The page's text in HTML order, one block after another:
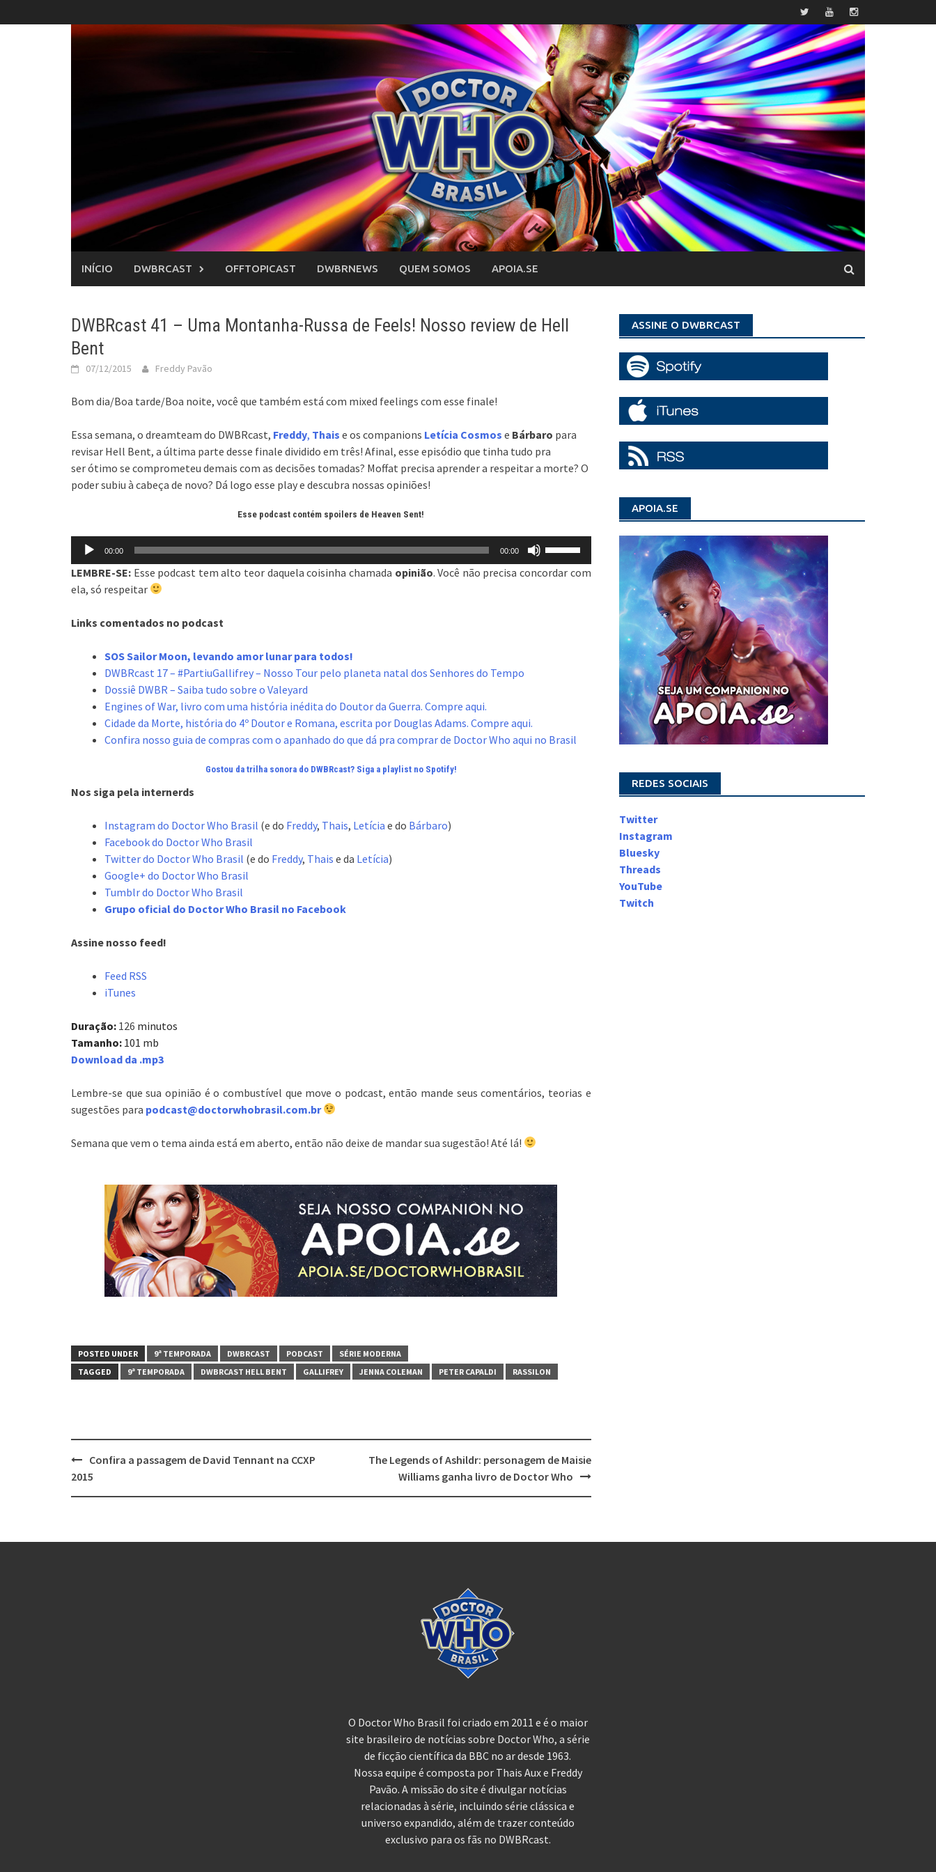
to
INÍCIO DWBRCAST OFFTOPICAST DWBRNEWS QUEM SOMOS APOIA.SE
DWBRcast 41 – Uma Montanha-Russa de Feels! Nosso review de Hell
Bent
07/12/2015 Freddy Pavão
Bom dia/Boa tarde/Boa noite, você que também está com mixed feelings com esse finale!
Essa semana, o dreamteam do DWBRcast, Freddy, Thais e os companions Letícia Cosmos e Bárbaro para
revisar Hell Bent, a última parte desse finale dividido em três! Afinal, esse episódio que tinha tudo pra
ser ótimo se comprometeu demais com as decisões tomadas? Moffat precisa aprender a respeitar a morte? O
poder subiu à cabeça de novo? Dá logo esse play e descubra nossas opiniões!
Esse podcast contém spoilers de Heaven Sent!
Tocador
áudio
00:00 00:00
setas
o
LEMBRE-SE: Esse podcast tem alto teor daquela coisinha chamada opinião. Você não precisa concordar com
ela, só respeitar
Links comentados no podcast
SOS Sailor Moon, levando amor lunar para todos!
DWBRcast 17 – #PartiuGallifrey – Nosso Tour pelo planeta natal dos Senhores do Tempo
Dossiê DWBR – Saiba tudo sobre o Valeyard
Engines of War, livro com uma história inédita do Doutor da Guerra. Compre aqui.
Cidade da Morte, história do 4º Doutor e Romana, escrita por Douglas Adams. Compre aqui.
Confira nosso guia de compras com o apanhado do que dá pra comprar de Doctor Who aqui no Brasil
Gostou da trilha sonora do DWBRcast? Siga a playlist no Spotify!
Nos siga pela internerds
Instagram do Doctor Who Brasil (e do Freddy, Thais, Letícia e do Bárbaro)
Facebook do Doctor Who Brasil
Twitter do Doctor Who Brasil (e do Freddy, Thais e da Letícia)
Google+ do Doctor Who Brasil
Tumblr do Doctor Who Brasil
Grupo oficial do Doctor Who Brasil no Facebook
Assine nosso feed!
Feed RSS
iTunes
Duração: 126 minutos
Tamanho: 101 mb
Download da .mp3
Lembre-se que sua opinião é o combustível que move o podcast, então mande seus comentários, teorias e
sugestões para podcast@doctorwhobrasil.com.br
Semana que vem o tema ainda está em aberto, então não deixe de mandar sua sugestão! Até lá!
POSTED UNDER 9ª TEMPORADA DWBRCAST PODCAST
SÉRIE MODERNA
TAGGED
9ª TEMPORADA DWBRCAST HELL BENT GALLIFREY JENNA COLEMAN PETER CAPALDI RASSILON
Post
navigation
Confira a passagem de David Tennant na CCXP
2015
The Legends of Ashildr: personagem de Maisie
Williams ganha livro de Doctor Who
ASSINE O DWBRCAST
APOIA.SE
REDES SOCIAIS
Twitter
Instagram
Bluesky
Threads
YouTube
Twitch
O Doctor Who Brasil foi criado em 2011 e é o maior
site brasileiro de notícias sobre Doctor Who, a série
de ficção científica da BBC no ar desde 1963.
Nossa equipe é composta por Thais Aux e Freddy
Pavão. A missão do site é divulgar notícias
relacionadas à série, incluindo série clássica e
universo expandido, além de trazer conteúdo
exclusivo para os fãs no DWBRcast.